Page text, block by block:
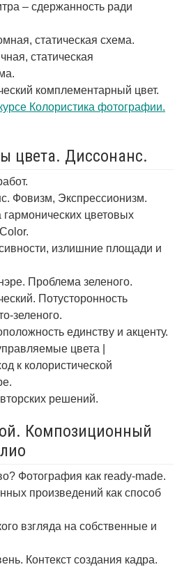
– сдержанность ради
статическая схема.
статическая
комплементарный цвет.
Колористика фотографии.
цвета. Диссонанс.
Фовизм, Экспрессионизм.
цветовых
излишние площади и
Проблема зеленого.
Потусторонность
зеленого.
единству и акценту.
цвета |
к колористической
решений.
Композиционный
Фотография как ready-made.
произведений как способ
взгляда на собственные и
Контекст создания кадра.